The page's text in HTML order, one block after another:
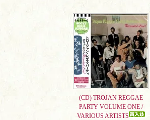
(CD) TROJAN REGGAE
PARTY VOLUME ONE /
VARIOUS ARTISTS